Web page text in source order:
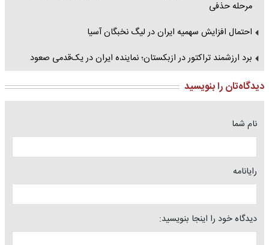
مرحله حذفی
احتمال افزایش سهمیه‌ ایران در لیگ نخبگان آسیا
برد ارزشمند تراکتور در ازبکستان؛ نماینده ایران در یک‌قدمی صعود
دیدگاه‌تان را بنویسید
نام شما
رایانامه
دیدگاه خود را اینجا بنویسید: